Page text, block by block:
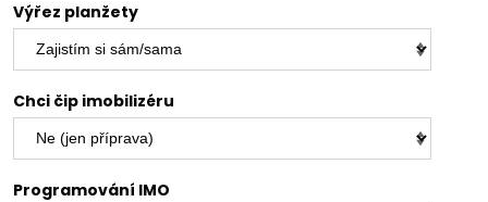
Výřez planžety
Chci čip imobilizéru
Programování IMO